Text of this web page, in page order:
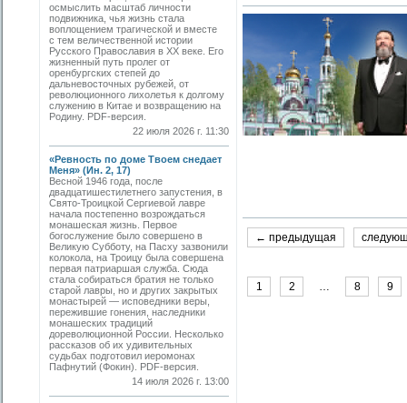
осмыслить масштаб личности
подвижника, чья жизнь стала
воплощением трагической и вместе
с тем величественной истории
Русского Православия в XX веке. Его
жизненный путь пролег от
оренбургских степей до
дальневосточных рубежей, от
революционного лихолетья к долгому
служению в Китае и возвращению на
Родину. PDF-версия.
22 июля 2026 г. 11:30
«Ревность по доме Твоем снедает
Меня» (Ин. 2, 17)
Весной 1946 года, после
двадцатишестилетнего запустения, в
Свято-­Троицкой Сергиевой лавре
начала постепенно возрождаться
монашеская жизнь. Первое
богослужение было совершено в
Великую Субботу, на Пасху зазвонили
колокола, на Троицу была совершена
первая патриаршая служба. Сюда
стала собираться братия не только
старой лавры, но и других закрытых
монастырей — исповедники веры,
пережившие гонения, наследники
монашеских традиций
дореволюционной России. Несколько
рассказов об их удивительных
судьбах подготовил иеромонах
Пафнутий (Фокин). PDF-версия.
14 июля 2026 г. 13:00
← предыдущая
1 2 … 8 9